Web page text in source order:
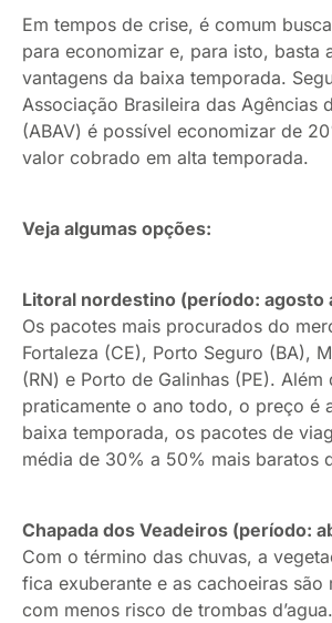
Em tempos de crise, é comum
para economizar e, para isto, basta
vantagens da baixa temporada.
Associação Brasileira das Agências
(ABAV) é possível economizar de
valor cobrado em alta temporada.
Veja algumas opções:
Litoral nordestino (período: agosto
Os pacotes mais procurados do
Fortaleza (CE), Porto Seguro (BA),
(RN) e Porto de Galinhas (PE).
praticamente o ano todo, o preço é
baixa temporada, os pacotes de
média de 30% a 50% mais baratos
Chapada dos Veadeiros (período:
Com o término das chuvas, a
fica exuberante e as cachoeiras são
com menos risco de trombas